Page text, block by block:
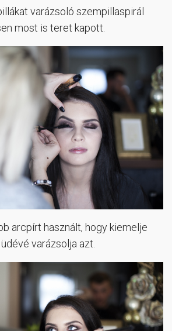
varázsoló szempillaspirál
most is teret kapott.
arcpírt használt, hogy kiemelje
varázsolja azt.